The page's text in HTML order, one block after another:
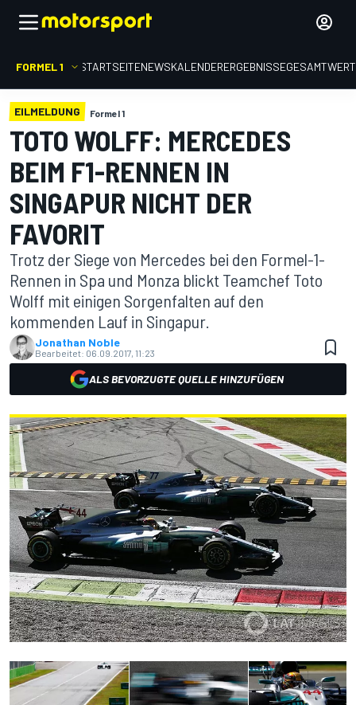
FORMEL 1 STARTSEITENEWSKALENDERERGEBNISSE
EILMELDUNG Formel 1
TOTO WOLFF: MERCEDES
BEIM F1-RENNEN IN
SINGAPUR NICHT DER
FAVORIT
Trotz der Siege von Mercedes bei den Formel-1-
Rennen in Spa und Monza blickt Teamchef Toto
Wolff mit einigen Sorgenfalten auf den
kommenden Lauf in Singapur.
Jonathan Noble
Bearbeitet: 06.09.2017, 11:23
ALS BEVORZUGTE QUELLE HINZUFÜGEN